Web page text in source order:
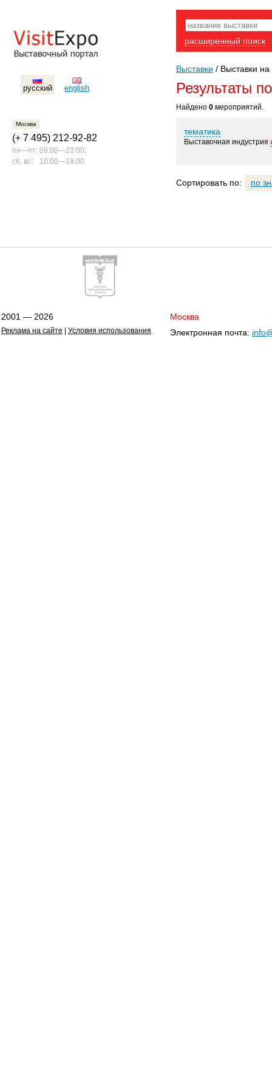
русский english
Москва
(+ 7 495) 212-92-82
пн—пт: 09:00—23:00;
сб, вс:
10:00—19:00
расширенный поиск
Выставки / Выставки на
Результаты
Найдено 0 мероприятий.
тематика
Выставочная индустрия
Сортировать по: по
2001 — 2026
Реклама на сайте Условия использования
Москва
Электронная почта: